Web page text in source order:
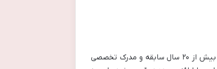
کلینیک زیبایی قوی سفید در شمال تهران، یکی از مراکز تخصصی پوست و مو با مدیریت دکتر پهلوانی است. این مرکز با بیش از ۲۰ سال سابقه و مدرک تخصصی